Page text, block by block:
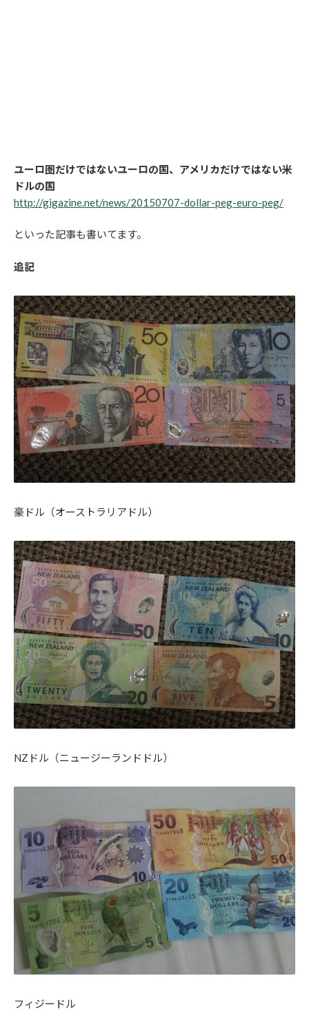
ユーロ圏だけではないユーロの国、アメリカだけではない米
ドルの国
http://gigazine.net/news/20150707-dollar-peg-euro-peg/
といった記事も書いてます。
追記
豪ドル（オーストラリアドル）
NZドル（ニュージーランドドル）
フィジードル